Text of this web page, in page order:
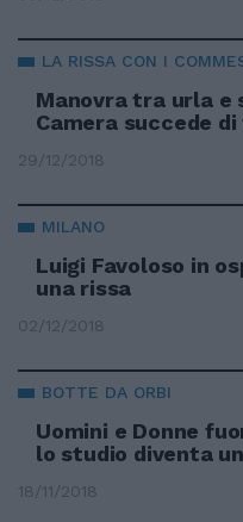
LA RISSA CON I
Manovra tra urla e
Camera succede
29/12/2018
MILANO
Luigi Favoloso in
una rissa
02/12/2018
BOTTE DA ORBI
Uomini e Donne
lo studio diventa
18/11/2018